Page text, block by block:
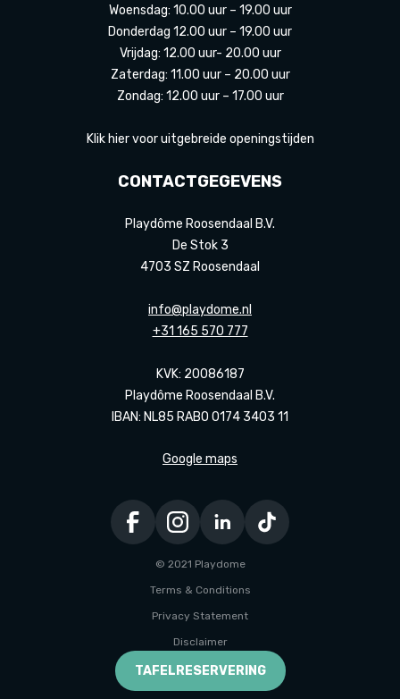
Woensdag: 10.00 uur – 19.00 uur
Donderdag 12.00 uur – 19.00 uur
Vrijdag: 12.00 uur- 20.00 uur
Zaterdag: 11.00 uur – 20.00 uur
Zondag: 12.00 uur – 17.00 uur
Klik hier voor uitgebreide openingstijden
CONTACTGEGEVENS
Playdôme Roosendaal B.V.
De Stok 3
4703 SZ Roosendaal
info@playdome.nl
+31 165 570 777
KVK: 20086187
Playdôme Roosendaal B.V.
IBAN: NL85 RABO 0174 3403 11
Google maps
© 2021 Playdome
Terms & Conditions
Privacy Statement
Disclaimer
Ontwikkeld door Every Day
TAFELRESERVERING